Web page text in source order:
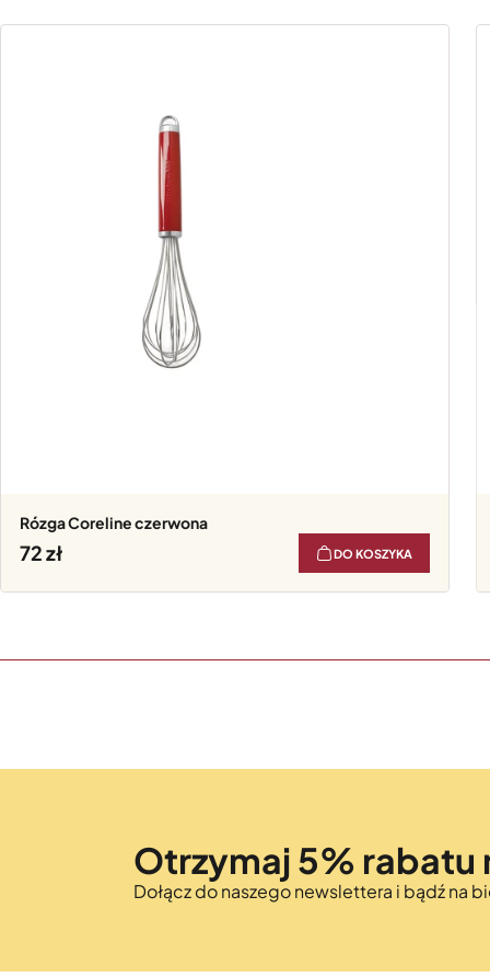
Rózga Coreline czerwona
72 DO KOSZYKA
Otrzymaj 5% rabatu
Dołącz do naszego newslettera i bądź na